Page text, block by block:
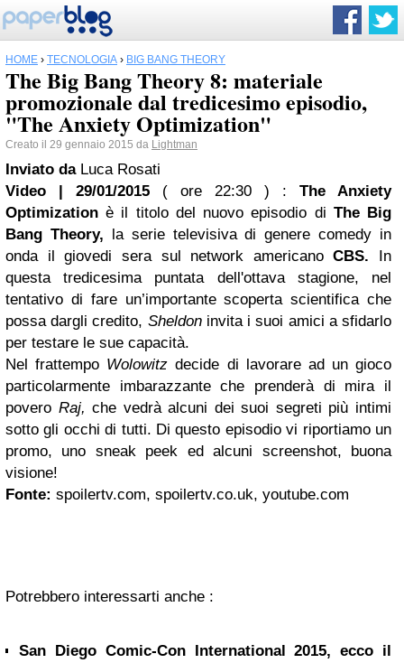
HOME › TECNOLOGIA › BIG BANG THEORY
The Big Bang Theory 8: materiale
promozionale dal tredicesimo episodio,
"The Anxiety Optimization"
Creato il 29 gennaio 2015 da Lightman
Inviato da Luca Rosati
Video | 29/01/2015
( ore 22:30 ) : The Anxiety
Optimization è il titolo del nuovo episodio di The Big
Bang Theory, la serie televisiva di genere comedy in
onda il giovedi sera sul network americanoCBS. In
questa tredicesima puntata dell'ottava stagione, nel
tentativo di fare un’importante scoperta scientifica che
possa dargli credito, Sheldoninvita i suoi amici a sfidarlo
per testare le sue capacità.
Nel frattempo Wolowitz decide di lavorare ad un gioco
particolarmente imbarazzante che prenderà di mira il
povero Raj, che vedrà alcuni dei suoi segreti più intimi
sotto gli occhi di tutti. Di questo episodio vi riportiamo un
promo, uno sneak peek ed alcuni screenshot, buona
visione!
Fonte: spoilertv.com, spoilertv.co.uk, youtube.com
Potrebbero interessarti anche :
San Diego Comic-Con International 2015, ecco il